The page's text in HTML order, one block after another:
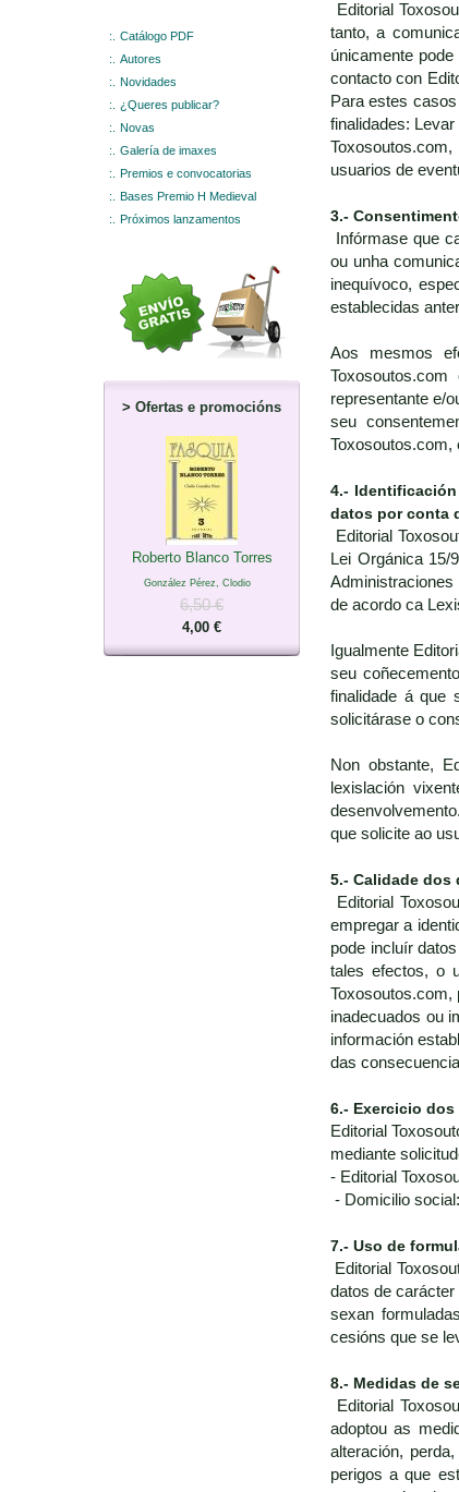
:.
Catálogo PDF
:.
Autores
:.
Novidades
:.
¿Queres publicar?
:.
Novas
:.
Galería de imaxes
:.
Premios e convocatorias
:.
Bases Premio H Medieval
:.
Próximos lanzamentos
> Ofertas e promocións
Roberto Blanco Torres
González Pérez, Clodio
6,50 €
4,00 €
Editorial
tanto, a
únicamente
contacto con
Para estes
finalidades:
usuarios de
3.-
Infórmase que
ou unha
inequívoco,
establecidas
Aos mesmos
representante e/
seu
Toxosoutos.com,
4.-
datos por conta
Editorial
Lei Orgánica
Administraciones
de acordo ca
Igualmente
seu
finalidade á que
solicitárase o
Non obstante,
lexislación
que solicite ao
5.- Calidade dos
Editorial
empregar a
pode incluír
tales efectos, o
Toxosoutos.com,
inadecuados ou
información
das
6.- Exercicio
Editorial
mediante
- Editorial
- Domicilio
7.- Uso de
Editorial
datos de
sexan
cesións que se
8.- Medidas de
Editorial
adoptou as
alteración,
perigos a que